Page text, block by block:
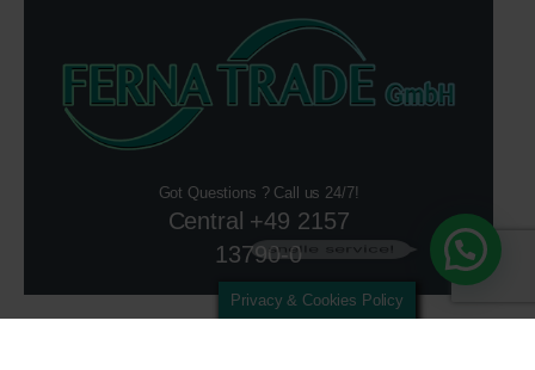
Got Questions ? Call us 24/7!
Central +49 2157
13790-0
Privacy & Cookies Policy
snelle service!